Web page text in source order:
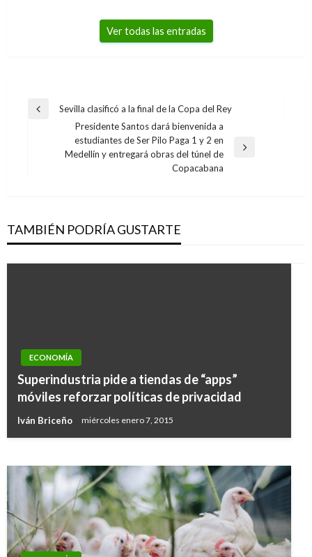
Ver todas las entradas
Navegación
entradas
Entrada
Sevilla clasificó a la final de la Copa del Rey
Entrada
Presidente Santos dará bienvenida a
estudiantes de Ser Pilo Paga 1 y 2 en
Medellín y entregará obras del túnel de
Copacabana
TAMBIÉN PODRÍA GUSTARTE
ECONOMÍA
Superindustria pide a tiendas de “apps”
móviles reforzar políticas de privacidad
Iván Briceño miércoles enero 7, 2015
Arrancó la mesa de alto nivel contra el